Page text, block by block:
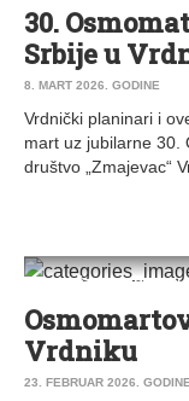
30.
Srbije u
8. MART 2026. GODINE
Vrdnički planinari i
mart uz jubilarne 30.
društvo „Zmajevac“
DRUŠTVO SPORT |
Vrdniku
23. FEBRUAR 2026. GODINE